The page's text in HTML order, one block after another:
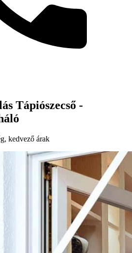
Tápiószecső -
kedvező árak